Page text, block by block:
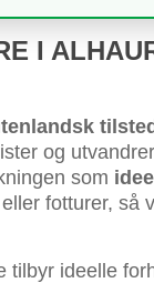
I
og
som
eller fotturer, så
tilbyr ideelle